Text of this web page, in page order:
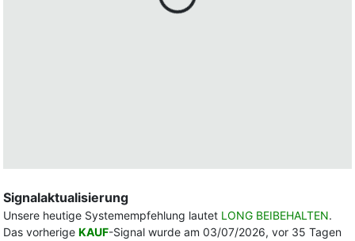
Signalaktualisierung
Unsere heutige Systemempfehlung lautet LONG BEIBEHALTEN.
Das vorherige KAUF-Signal wurde am 03/07/2026, vor 35 Tagen